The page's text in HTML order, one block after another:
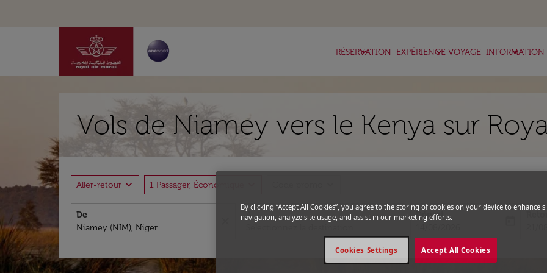
RÉSERVATION
keyboard_arrow_down EXPÉRIENCE VOYAGE
keyboard_arrow_down INFORMATION
keyboard_arrow_down
Vols de Niamey vers le Kenya sur
Aller-retour expand_more 1 Passager, Économique
De À
Départ
fc-
By clicking “Accept All Cookies”, you agree to the storing of cookies on your device to enhance
navigation, analyze site usage, and assist in our marketing efforts.
Accept All Cookies
Cookies Settings